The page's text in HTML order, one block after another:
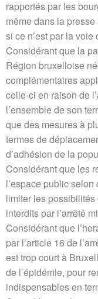
rapportés par les
même dans la
si ce n’est par la
Considérant que la
Région bruxelloise
complémentaires
celle-ci en raison de
l’ensemble de son
que des mesures à
termes de
d’adhésion de la
Considérant que les
l’espace public
limiter les
interdits par l’arrêté
Considérant que
par l’article 16 de
est trop court à
de l’épidémie, pour
indispensables en